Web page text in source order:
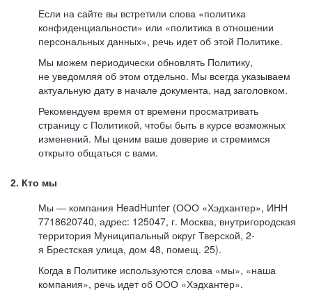
Если на сайте вы встретили слова «политика
конфиденциальности» или «политика в отношении
персональных данных», речь идет об этой Политике.
Мы можем периодически обновлять Политику,
не уведомляя об этом отдельно. Мы всегда указываем
актуальную дату в начале документа, над заголовком.
Рекомендуем время от времени просматривать
страницу с Политикой, чтобы быть в курсе возможных
изменений. Мы ценим ваше доверие и стремимся
открыто общаться с вами.
2. Кто мы
Мы — компания HeadHunter (ООО «Хэдхантер», ИНН
7718620740, адрес: 125047, г. Москва, внутригородская
территория Муниципальный округ Тверской, 2-
я Брестская улица, дом 48, помещ. 25).
Когда в Политике используются слова «мы», «наша
компания», речь идет об ООО «Хэдхантер».